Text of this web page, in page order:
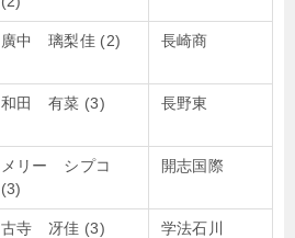
廣中 璃梨佳 (2) 長崎商
和田 有菜 (3) 長野東
メリー シプコ
(3)
開志国際
古寺 冴佳 (3) 学法石川